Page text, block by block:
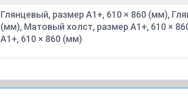
Глянцевый, размер A1+, 610 × 860 (мм),
(мм), Матовый холст, размер A1+, 610 ×
A1+, 610 × 860 (мм)